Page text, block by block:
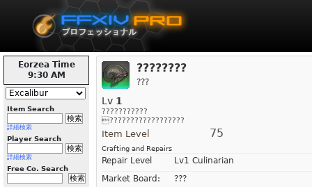
Eorzea Time
9:30 AM
Item Search
詳細検索
Player Search
詳細検索
Free Co. Search
????????
???
Lv 1
???????????
??????????????????
Item Level 75
Crafting and Repairs
Repair Level
Lv1 Culinarian
Market Board:
???